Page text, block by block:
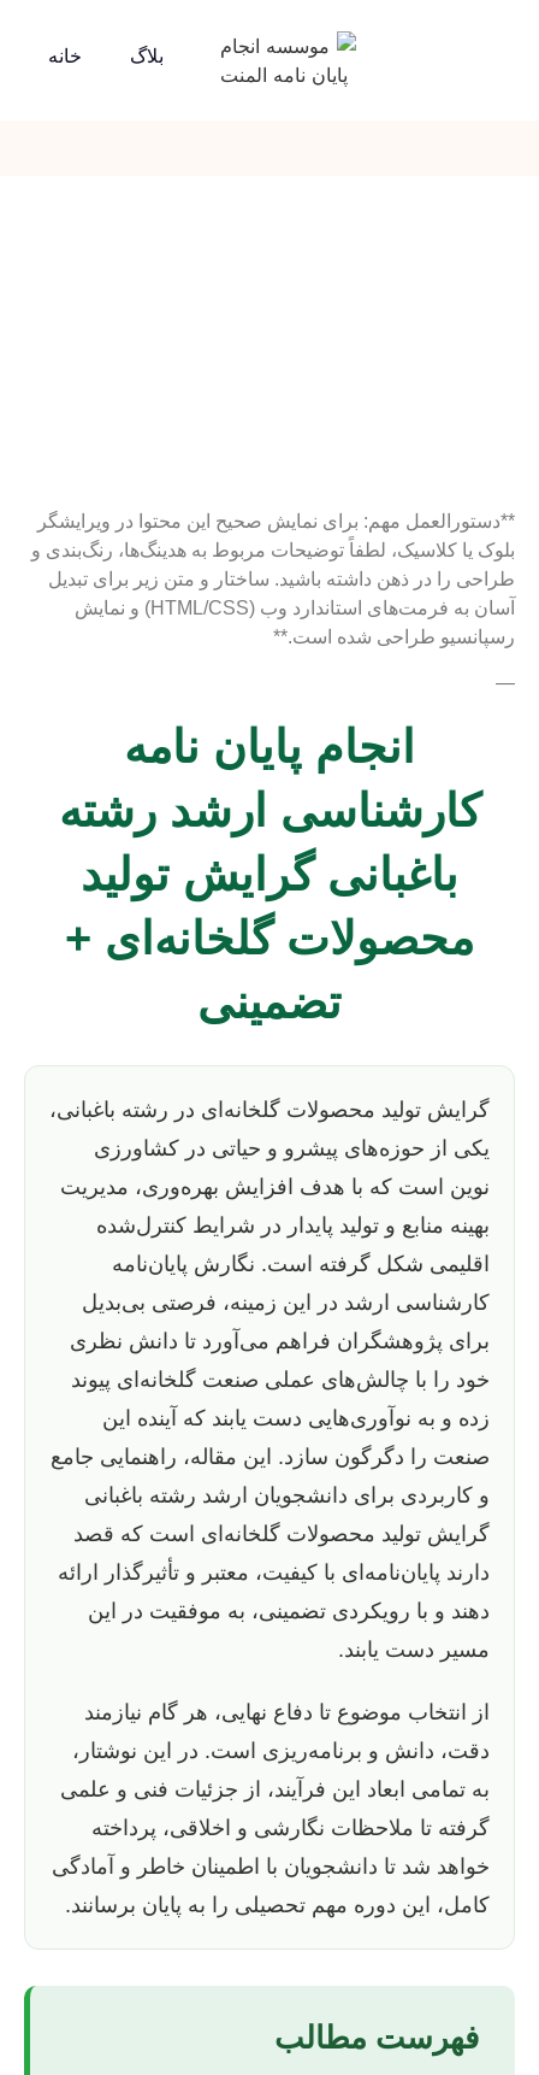
خانه بلاگ
**دستورالعمل مهم: برای نمایش صحیح این محتوا در ویرایشگر
بلوک یا کلاسیک، لطفاً توضیحات مربوط به هدینگ‌ها، رنگ‌بندی و
طراحی را در ذهن داشته باشید. ساختار و متن زیر برای تبدیل
آسان به فرمت‌های استاندارد وب (HTML/CSS) و نمایش
رسپانسیو طراحی شده است.**
—
انجام پایان نامه
کارشناسی ارشد رشته
باغبانی گرایش تولید
محصولات گلخانه‌ای +
تضمینی
گرایش تولید محصولات گلخانه‌ای در رشته باغبانی،
یکی از حوزه‌های پیشرو و حیاتی در کشاورزی
نوین است که با هدف افزایش بهره‌وری، مدیریت
بهینه منابع و تولید پایدار در شرایط کنترل‌شده
اقلیمی شکل گرفته است. نگارش پایان‌نامه
کارشناسی ارشد در این زمینه، فرصتی بی‌بدیل
برای پژوهشگران فراهم می‌آورد تا دانش نظری
خود را با چالش‌های عملی صنعت گلخانه‌ای پیوند
زده و به نوآوری‌هایی دست یابند که آینده این
صنعت را دگرگون سازد. این مقاله، راهنمایی جامع
و کاربردی برای دانشجویان ارشد رشته باغبانی
گرایش تولید محصولات گلخانه‌ای است که قصد
دارند پایان‌نامه‌ای با کیفیت، معتبر و تأثیرگذار ارائه
دهند و با رویکردی تضمینی، به موفقیت در این
مسیر دست یابند.
از انتخاب موضوع تا دفاع نهایی، هر گام نیازمند
دقت، دانش و برنامه‌ریزی است. در این نوشتار،
به تمامی ابعاد این فرآیند، از جزئیات فنی و علمی
گرفته تا ملاحظات نگارشی و اخلاقی، پرداخته
خواهد شد تا دانشجویان با اطمینان خاطر و آمادگی
کامل، این دوره مهم تحصیلی را به پایان برسانند.
فهرست مطالب